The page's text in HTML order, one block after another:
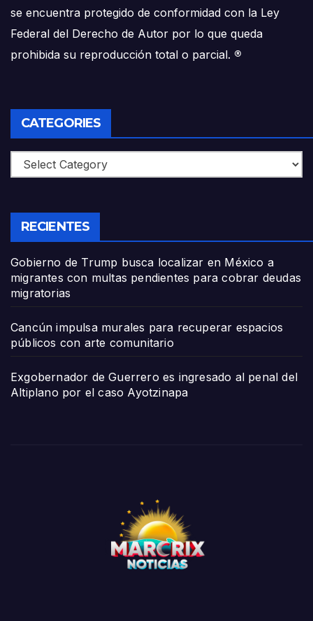
se encuentra protegido de conformidad con la Ley
Federal del Derecho de Autor por lo que queda
prohibida su reproducción total o parcial. ®
CATEGORIES
Categories
RECIENTES
Gobierno de Trump busca localizar en México a
migrantes con multas pendientes para cobrar deudas
migratorias
Cancún impulsa murales para recuperar espacios
públicos con arte comunitario
Exgobernador de Guerrero es ingresado al penal del
Altiplano por el caso Ayotzinapa